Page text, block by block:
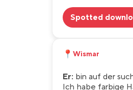
Spotted
📍 Wismar
Er: bin auf der
Ich habe farbige